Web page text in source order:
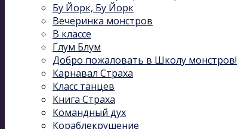
Бу Йорк, Бу Йорк
Вечеринка монстров
В классе
Глум Блум
Добро пожаловать в Школу монстров!
Карнавал Cтраха
Класс танцев
Книга Страха
Командный дух
Кораблекрушение